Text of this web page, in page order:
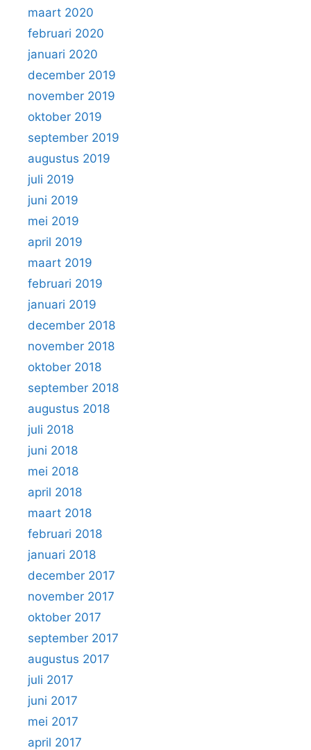
maart 2020
februari 2020
januari 2020
december 2019
november 2019
oktober 2019
september 2019
augustus 2019
juli 2019
juni 2019
mei 2019
april 2019
maart 2019
februari 2019
januari 2019
december 2018
november 2018
oktober 2018
september 2018
augustus 2018
juli 2018
juni 2018
mei 2018
april 2018
maart 2018
februari 2018
januari 2018
december 2017
november 2017
oktober 2017
september 2017
augustus 2017
juli 2017
juni 2017
mei 2017
april 2017